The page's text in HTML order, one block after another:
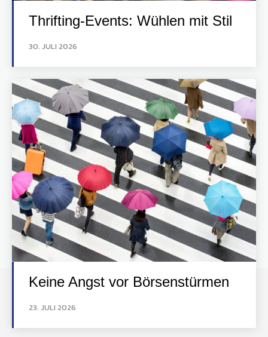
Thrifting-Events: Wühlen mit Stil
30. JULI 2026
Keine Angst vor Börsenstürmen
23. JULI 2026